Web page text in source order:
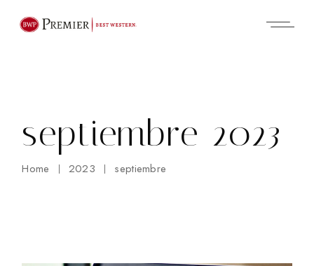
septiembre 2023
Home 2023 septiembre